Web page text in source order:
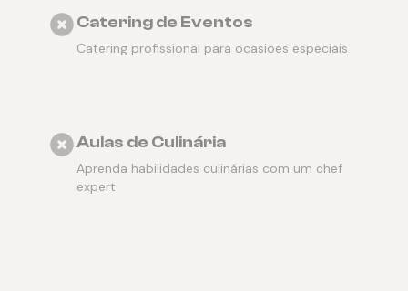
Catering de Eventos
Catering profissional para ocasiões especiais
Aulas de Culinária
Aprenda habilidades culinárias com um chef
expert